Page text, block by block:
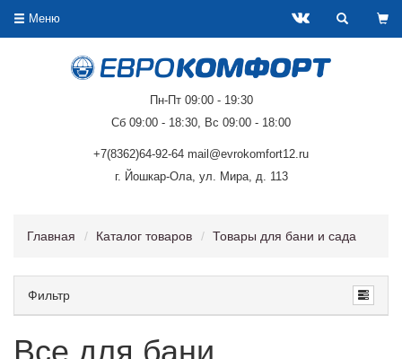
Меню
Пн-Пт 09:00 - 19:30
Сб 09:00 - 18:30, Вс 09:00 - 18:00
+7(8362)64-92-64 mail@evrokomfort12.ru
г. Йошкар-Ола, ул. Мира, д. 113
Главная Каталог товаров Товары для бани и сада
Фильтр
Все для бани